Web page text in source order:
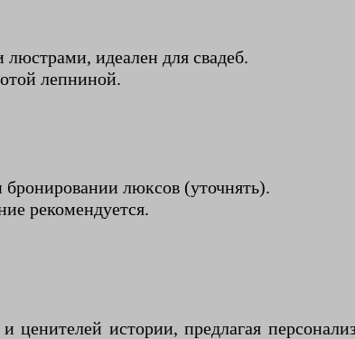
идеален для свадеб.
лепниной.
люксов (уточнять).
рекомендуется.
истории, предлагая